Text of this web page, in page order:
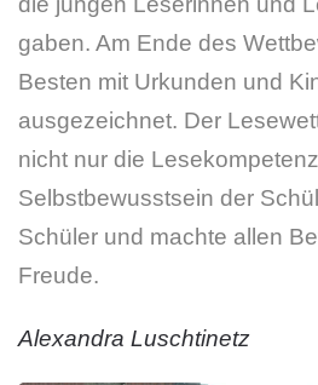
gaben. Am Ende des
Besten mit Urkunden und
ausgezeichnet. Der
nicht nur die
Selbstbewusstsein der
Schüler und machte allen
Freude.
Alexandra Luschtinetz